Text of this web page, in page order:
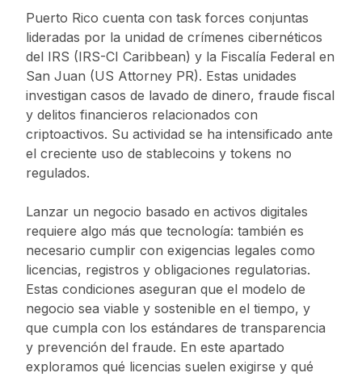
Puerto Rico cuenta con task forces conjuntas
lideradas por la unidad de crímenes cibernéticos
del IRS (IRS-CI Caribbean) y la Fiscalía Federal en
San Juan (US Attorney PR). Estas unidades
investigan casos de lavado de dinero, fraude fiscal
y delitos financieros relacionados con
criptoactivos. Su actividad se ha intensificado ante
el creciente uso de stablecoins y tokens no
regulados.
Lanzar un negocio basado en activos digitales
requiere algo más que tecnología: también es
necesario cumplir con exigencias legales como
licencias, registros y obligaciones regulatorias.
Estas condiciones aseguran que el modelo de
negocio sea viable y sostenible en el tiempo, y
que cumpla con los estándares de transparencia
y prevención del fraude. En este apartado
exploramos qué licencias suelen exigirse y qué